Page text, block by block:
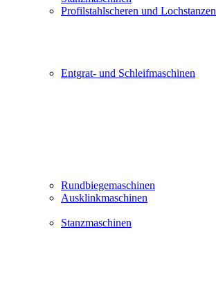
Profilstahlscheren und Lochstanzen
Entgrat- und Schleifmaschinen
Rundbiegemaschinen
Ausklinkmaschinen
Stanzmaschinen